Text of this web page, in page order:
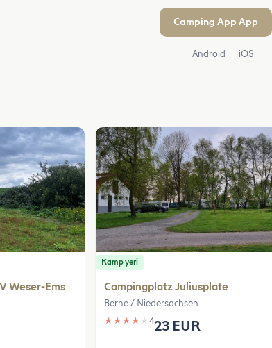
Camping App App
Android iOS
Weser-Ems
Kamp yeri
Campingplatz Juliusplate
Berne / Niedersachsen
★ ★ ★ ★ ★423 EUR